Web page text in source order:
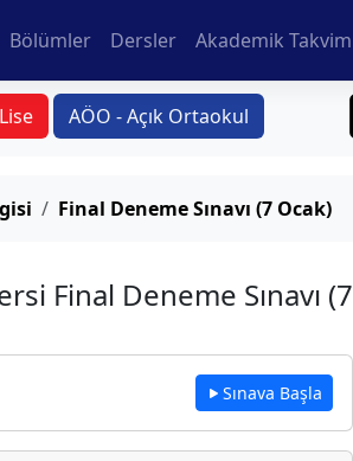
Bölümler Dersler Akademik Takvim
AÖO - Açık Ortaokul
Final Deneme Sınavı (7 Ocak)
Final Deneme Sınavı (7
Sınava Başla